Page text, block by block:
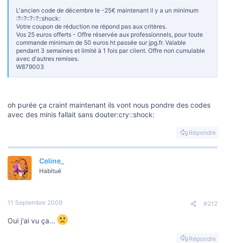
L'ancien code de décembre le -25€ maintenant il y a un minimum
:?::?::?::?::shock:
Votre coupon de réduction ne répond pas aux critères.
Vos 25 euros offerts - Offre réservée aux professionnels, pour toute
commande minimum de 50 euros ht passée sur jpg.fr. Valable
pendant 3 semaines et limité à 1 fois par client. Offre non cumulable
avec d'autres remises.
W879003
oh purée ça craint maintenant ils vont nous pondre des codes
avec des minis fallait sans douter:cry::shock:
Répondre
Celine_
Habitué
11 Septembre 2009 #212
Oui j'ai vu ça...
Répondre